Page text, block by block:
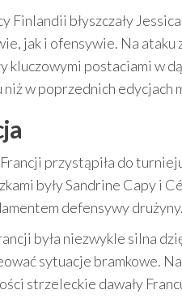
Finlandii błyszczały
jak i ofensywie. Na ataku
kluczowymi postaciami w
w poprzednich edycjach
przystąpiła do
były Sandrine Capy i
defensywy drużyny.
była niezwykle silna
sytuacje bramkowe.
strzeleckie dawały